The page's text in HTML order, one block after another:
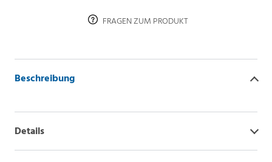
FRAGEN ZUM PRODUKT
Beschreibung
Details